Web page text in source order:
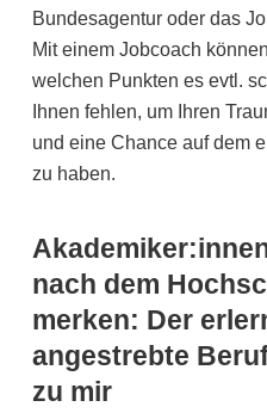
Bundesagentur oder das
Mit einem Jobcoach
welchen Punkten es evtl.
Ihnen fehlen, um Ihren
und eine Chance auf dem
zu haben.
nach dem
merken: Der
angestrebte
zu mir